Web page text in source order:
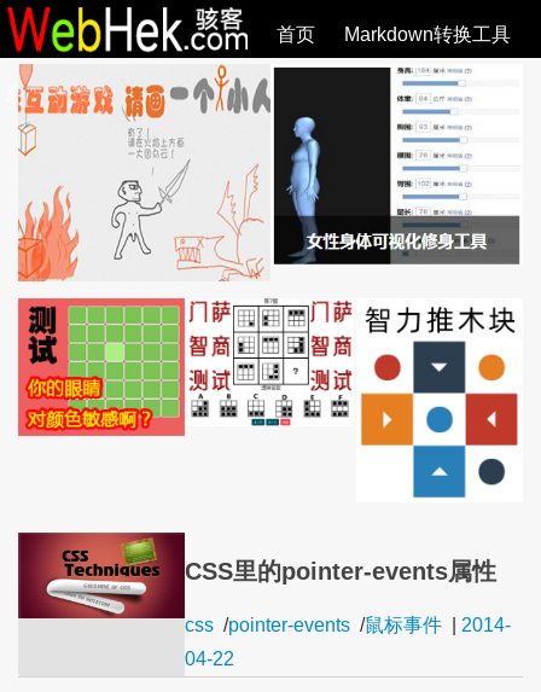
首页 Markdown转换工具
必观作品 SVG教程 SVG手册 全部文章
CSS里的pointer-events属性
css /pointer-events /鼠标事件
2014-
04-22